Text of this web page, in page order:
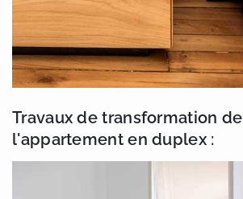
Travaux de transformation de
l'appartement en duplex :